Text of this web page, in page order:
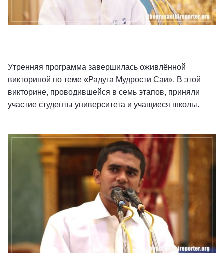
Утренняя программа завершилась оживлённой
викториной по теме «Радуга Мудрости Саи». В этой
викторине, проводившейся в семь этапов, приняли
участие студенты университета и учащиеся школы.